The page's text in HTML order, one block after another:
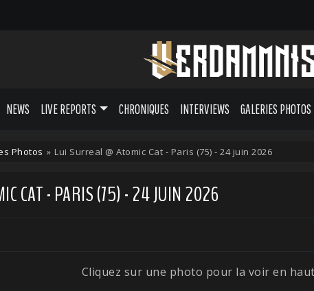
NEWS LIVE REPORTS CHRONIQUES INTERVIEWS GALERIES PHOTOS
Photos » Lui Surreal @ Atomic Cat - Paris (75) - 24 juin 2026
CAT - PARIS (75) - 24 JUIN 2026
Cliquez sur une photo pour la voir en